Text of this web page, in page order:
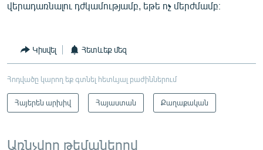
վերադառնալու դժկամությամբ, եթե ոչ մերժմամբ։
Կիսվել Հետևեք մեզ
Հոդվածը կարող եք գտնել հետևյալ բաժիններում
Հայերեն արխիվ Հայաստան Քաղաքական
Առնչվող թեմաներով